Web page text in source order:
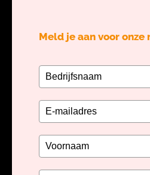
Meld je aan voor